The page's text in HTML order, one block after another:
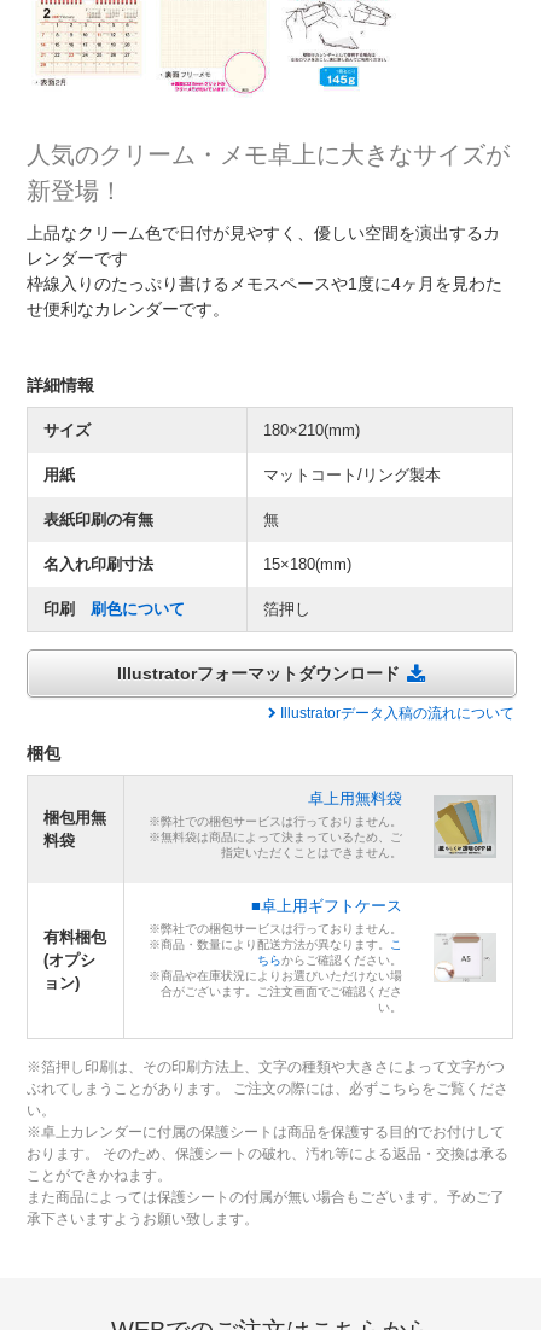
人気のクリーム・メモ卓上に大きなサイズが
新登場！
上品なクリーム色で日付が見やすく、優しい空間を演出するカ
レンダーです
枠線入りのたっぷり書けるメモスペースや1度に4ヶ月を見わた
せ便利なカレンダーです。
詳細情報
サイズ 180×210(mm)
用紙 マットコート/リング製本
表紙印刷の有無 無
名入れ印刷寸法 15×180(mm)
印刷刷色について 箔押し
Illustratorフォーマットダウンロード
Illustratorデータ入稿の流れについて
梱包
梱包用無
料袋
卓上用無料袋
※弊社での梱包サービスは行っておりません。
※無料袋は商品によって決まっているため、ご
指定いただくことはできません。
有料梱包
(オプシ
ョン)
■卓上用ギフトケース
※弊社での梱包サービスは行っておりません。
※商品・数量により配送方法が異なります。 こ
ちらからご確認ください。
※商品や在庫状況によりお選びいただけない場
合がございます。ご注文画面でご確認くださ
い。
※箔押し印刷は、その印刷方法上、文字の種類や大きさによって文字がつ
ぶれてしまうことがあります。 ご注文の際には、必ずこちらをご覧くださ
い。
※卓上カレンダーに付属の保護シートは商品を保護する目的でお付けして
おります。 そのため、保護シートの破れ、汚れ等による返品・交換は承る
ことができかねます。
また商品によっては保護シートの付属が無い場合もございます。予めご了
承下さいますようお願い致します。